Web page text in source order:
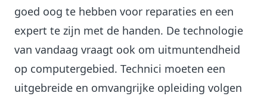
goed oog te hebben voor reparaties en een
expert te zijn met de handen. De technologie
van vandaag vraagt ook om uitmuntendheid
op computergebied. Technici moeten een
uitgebreide en omvangrijke opleiding volgen